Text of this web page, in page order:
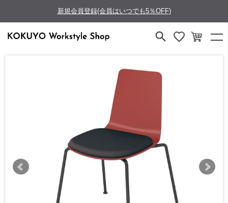
新規会員登録(会員はいつでも5％OFF)